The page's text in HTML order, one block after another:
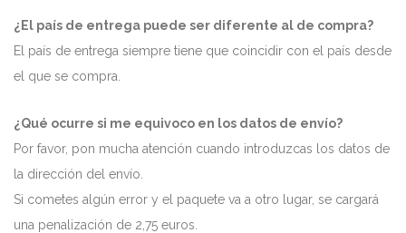
¿El país de entrega puede ser diferente al de compra?
El país de entrega siempre tiene que coincidir con el país desde
el que se compra.
¿Qué ocurre si me equivoco en los datos de envío?
Por favor, pon mucha atención cuando introduzcas los datos de
la dirección del envío.
Si cometes algún error y el paquete va a otro lugar, se cargará
una penalización de 2,75 euros.